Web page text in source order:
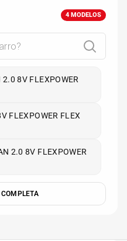
4 MODELOS
2.0 8V FLEXPOWER
FLEXPOWER FLEX
2.0 8V FLEXPOWER